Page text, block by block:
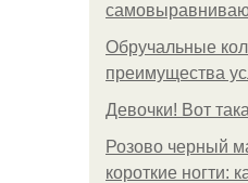
Обручальные
преимущества
Девочки! Вот
Розово черный
короткие ногти: